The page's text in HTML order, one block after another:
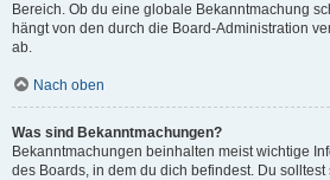
Bereich. Ob du eine globale Bekanntmachung
hängt von den durch die Board-Administration
ab.
Nach oben
Was sind Bekanntmachungen?
Bekanntmachungen beinhalten meist wichtige
des Boards, in dem du dich befindest. Du solltest